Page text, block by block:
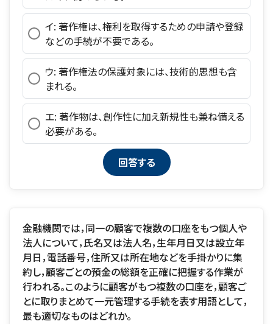
イ: 著作権は、権利を取得するための申請や登録
などの手続が不要である。
ウ: 著作権法の保護対象には、技術的思想も含
まれる。
エ: 著作物は、創作性に加え新規性も兼ね備える
必要がある。
金融機関では，同一の顧客で複数の口座をもつ個人や
法人について，氏名又は法人名，生年月日又は設立年
月日，電話番号，住所又は所在地などを手掛かりに集
約し，顧客ごとの預金の総額を正確に把握する作業が
行われる。このように顧客がもつ複数の口座を，顧客ご
とに取りまとめて一元管理する手続を表す用語として，
最も適切なものはどれか。